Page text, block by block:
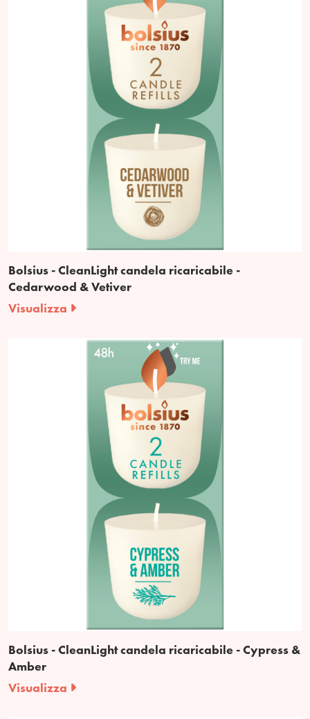
Bolsius - CleanLight candela ricaricabile -
Cedarwood & Vetiver
Visualizza
Bolsius - CleanLight candela ricaricabile - Cypress &
Amber
Visualizza